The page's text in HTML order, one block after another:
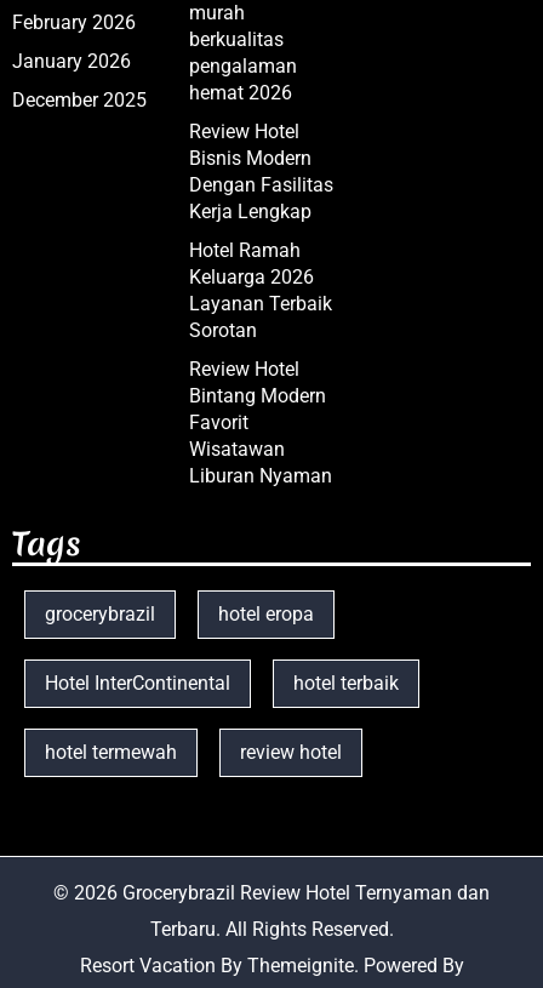
February 2026
January 2026
December 2025
murah
berkualitas
pengalaman
hemat 2026
Review Hotel
Bisnis Modern
Dengan Fasilitas
Kerja Lengkap
Hotel Ramah
Keluarga 2026
Layanan Terbaik
Sorotan
Review Hotel
Bintang Modern
Favorit
Wisatawan
Liburan Nyaman
Tags
grocerybrazil hotel eropa
Hotel InterContinental hotel terbaik
hotel termewah review hotel
© 2026 Grocerybrazil Review Hotel Ternyaman dan
Terbaru. All Rights Reserved.
Resort Vacation By Themeignite. Powered By